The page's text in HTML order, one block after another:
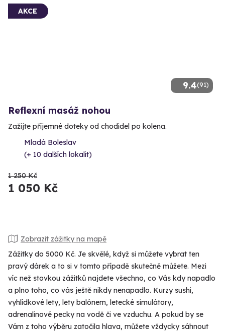
9.4(91)
AKCE
Reflexní masáž nohou
Zažijte příjemné doteky od chodidel po kolena.
Mladá Boleslav
(+ 10 dalších lokalit)
1 250 Kč
1 050 Kč
Zobrazit zážitky na mapě
Zážitky do 5000 Kč. Je skvělé, když si můžete vybrat ten
pravý dárek a to si v tomto případě skutečně můžete. Mezi
víc než stovkou zážitků najdete všechno, co Vás kdy napadlo
a plno toho, co vás ještě nikdy nenapadlo. Kurzy sushi,
vyhlídkové lety, lety balónem, letecké simulátory,
adrenalinové pecky na vodě či ve vzduchu. A pokud by se
Vám z toho výběru zatočila hlava, můžete vždycky sáhnout